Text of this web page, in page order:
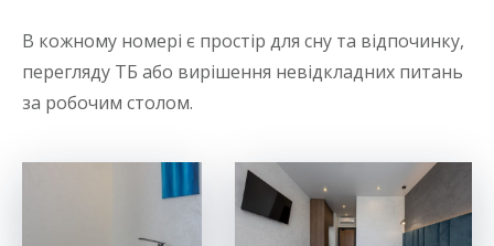
В кожному номері є простір для сну та відпочинку,
перегляду ТБ або вирішення невідкладних питань
за робочим столом.